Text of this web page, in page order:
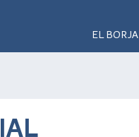
EL BORJA